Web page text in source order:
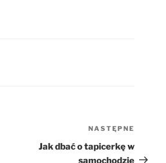
wpis
NASTĘPNE
Jak dbać o tapicerkę w
samochodzie